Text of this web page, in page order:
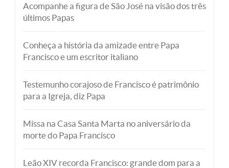
Acompanhe a figura de São José na visão dos três
últimos Papas
Conheça a história da amizade entre Papa
Francisco e um escritor italiano
Testemunho corajoso de Francisco é patrimônio
para a Igreja, diz Papa
Missa na Casa Santa Marta no aniversário da
morte do Papa Francisco
Leão XIV recorda Francisco: grande dom para a